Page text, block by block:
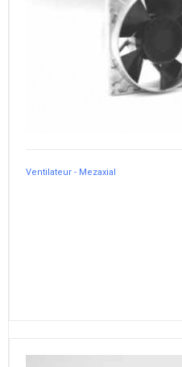
Ventilateur - Mezaxial